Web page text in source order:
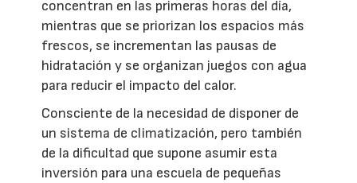
concentran en las primeras horas del día,
mientras que se priorizan los espacios más
frescos, se incrementan las pausas de
hidratación y se organizan juegos con agua
para reducir el impacto del calor.
Consciente de la necesidad de disponer de
un sistema de climatización, pero también
de la dificultad que supone asumir esta
inversión para una escuela de pequeñas